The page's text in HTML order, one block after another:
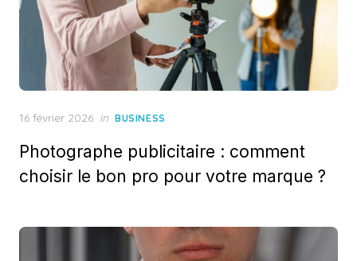
Posted
16 février 2026 in BUSINESS
Photographe publicitaire : comment
choisir le bon pro pour votre marque ?